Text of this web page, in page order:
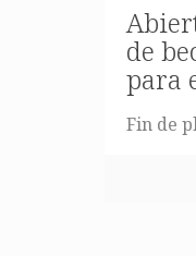
de
para
Fin de